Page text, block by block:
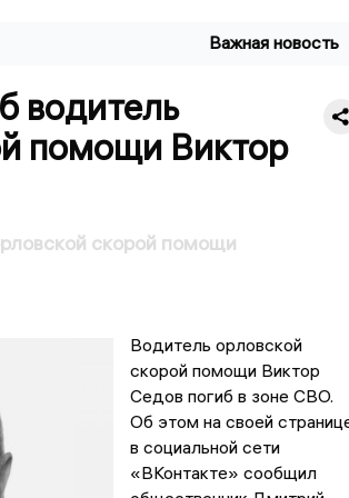
Важная новость
водитель
помощи Виктор
скорой помощи
Водитель орловской
скорой помощи Виктор
Седов погиб в зоне СВО.
Об этом на своей
в социальной сети
«ВКонтакте» сообщил